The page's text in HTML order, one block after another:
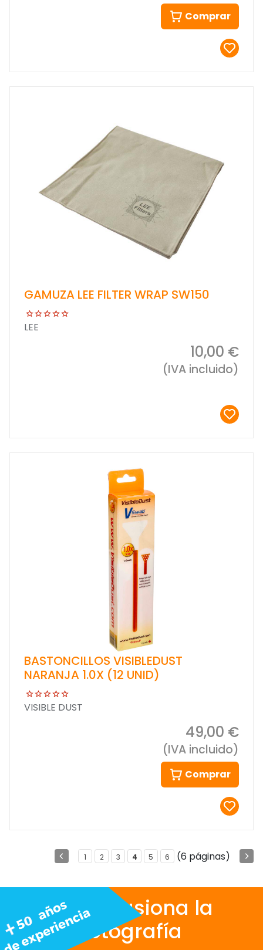
Comprar
GAMUZA LEE FILTER WRAP SW150
LEE
10,00 €
(IVA incluido)
BASTONCILLOS VISIBLEDUST
NARANJA 1.0X (12 UNID)
VISIBLE DUST
49,00 €
(IVA incluido)
Comprar
1 2 3 4 5 6 (6 páginas)
Nos apasiona la
fotografía